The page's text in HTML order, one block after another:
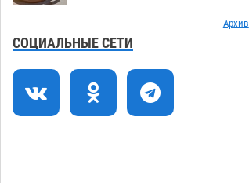
12:03
Тысячи астраханцев останутся без
горячей воды до двадцатого августа
10:51
Жителей Астраханской области просят
присмотреться к прохожим
Архив
СОЦИАЛЬНЫЕ СЕТИ